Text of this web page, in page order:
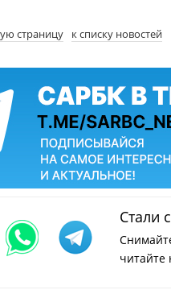
страницу к списку новостей
Стали
читайте